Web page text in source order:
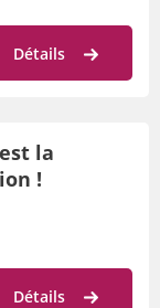
Détails
la
!
Détails